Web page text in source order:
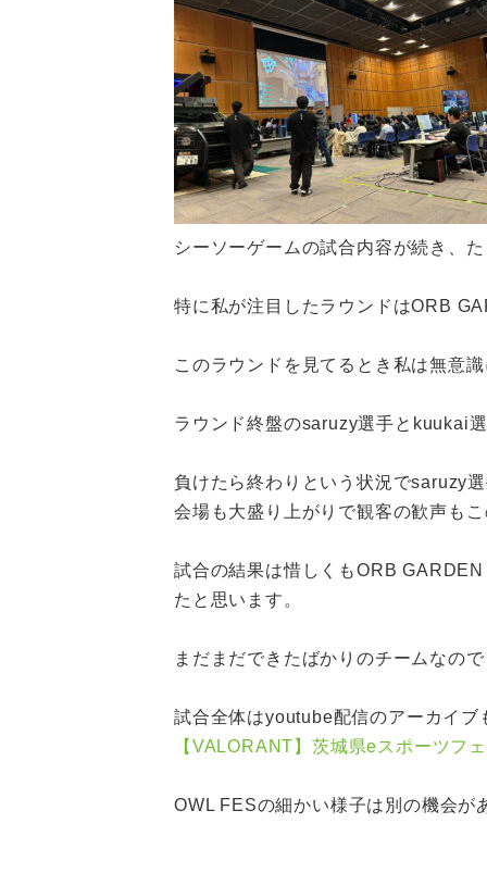
シーソーゲームの試合内容が続き、
特に私が注目したラウンドはORB
このラウンドを見てるとき私は無意
ラウンド終盤のsaruzy選手とkuukai
負けたら終わりという状況でsaruzy
会場も大盛り上がりで観客の歓声も
試合の結果は惜しくもORB
たと思います。
まだまだできたばかりのチームなの
試合全体はyoutube配信のアーカイ
【VALORANT】茨城県eスポーツフ
OWL FESの細かい様子は別の機会が